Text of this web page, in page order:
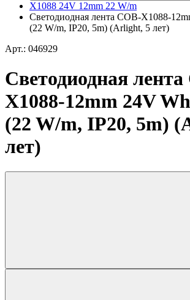
X1088 24V 12mm 22 W/m
Светодиодная лента COB-X1088-
(22 W/m, IP20, 5m) (Arlight, 5 лет)
Арт.: 046929
Светодиодная
X1088-12mm 24V
(22 W/m, IP20, 5m)
лет)